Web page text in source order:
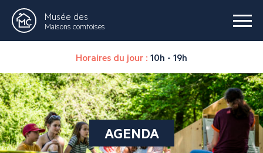
Musée des
Maisons comtoises
Horaires du jour : 10h - 19h
AGENDA